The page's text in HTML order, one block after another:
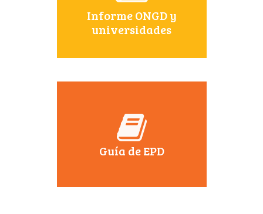
Informe ONGD y
universidades
Guía de EPD